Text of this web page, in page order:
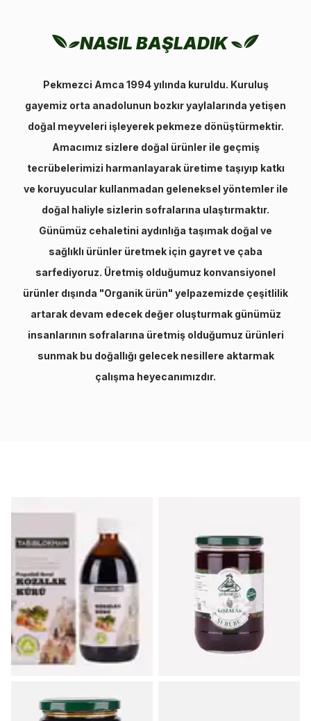
NASIL BAŞLADIK
Pekmezci Amca 1994 yılında kuruldu. Kuruluş
gayemiz orta anadolunun bozkır yaylalarında yetişen
doğal meyveleri işleyerek pekmeze dönüştürmektir.
Amacımız sizlere doğal ürünler ile geçmiş
tecrübelerimizi harmanlayarak üretime taşıyıp katkı
ve koruyucular kullanmadan geleneksel yöntemler ile
doğal haliyle sizlerin sofralarına ulaştırmaktır.
Günümüz cehaletini aydınlığa taşımak doğal ve
sağlıklı ürünler üretmek için gayret ve çaba
sarfediyoruz. Üretmiş olduğumuz konvansiyonel
ürünler dışında "Organik ürün" yelpazemizde çeşitlilik
artarak devam edecek değer oluşturmak günümüz
insanlarının sofralarına üretmiş olduğumuz ürünleri
sunmak bu doğallığı gelecek nesillere aktarmak
çalışma heyecanımızdır.